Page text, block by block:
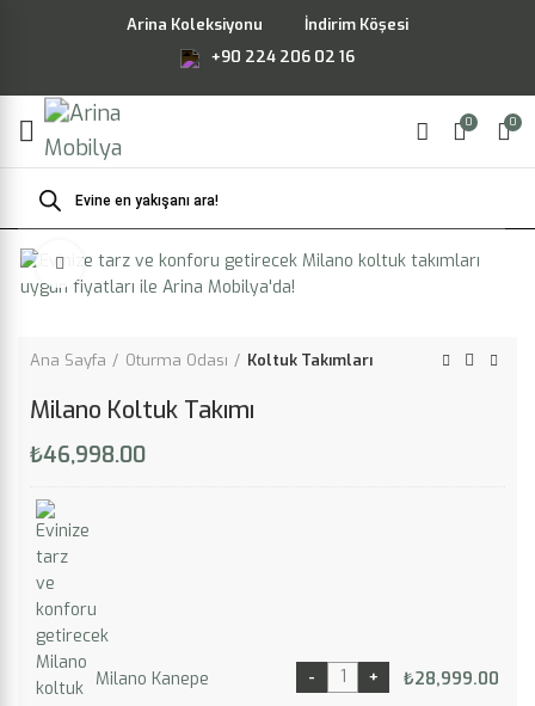
Arina Koleksiyonu
İndirim Köşesi
+90 224 206 02 16
0 0
Products
search
Büyütmek için tıklayın
Ana Sayfa Oturma Odası Koltuk Takımları
Milano Koltuk Takımı
₺46,998.00
Milano Kanepe ₺28,999.00